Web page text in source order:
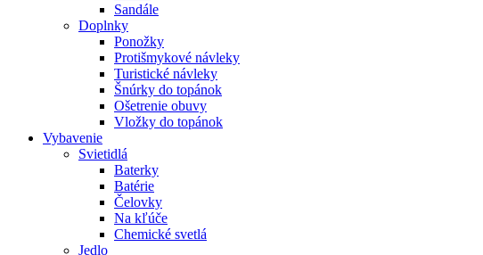
Sandále
Doplnky
Ponožky
Protišmykové návleky
Turistické návleky
Šnúrky do topánok
Ošetrenie obuvy
Vložky do topánok
Vybavenie
Svietidlá
Baterky
Batérie
Čelovky
Na kľúče
Chemické svetlá
Jedlo